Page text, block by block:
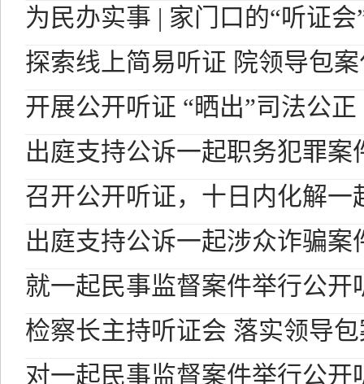
为民办实事 | 家门口的“听证会
探索线上简易听证 院领导包
开展公开听证 “晒出”司法公正
出庭支持公诉一起职务犯罪案
召开公开听证，十日内化解一
出庭支持公诉一起涉众诈骗案
就一起民事监督案件举行公开
检察长主持听证会 落实领导
对一起民事监督案件举行公开